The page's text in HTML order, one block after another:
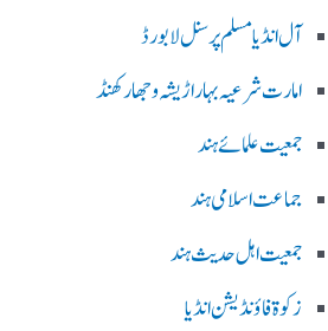
آل انڈیا مسلم پرسنل لا بورڈ
امارت شرعیہ بہار اڑیشہ و جھارکھنڈ
جمعیت علمائے ہند
جماعت اسلامی ہند
جمعیت اہل حدیث ہند
زکوۃ فاؤنڈیشن انڈیا